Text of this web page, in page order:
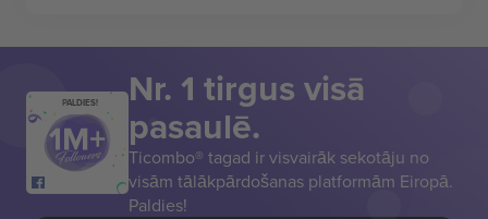
PALDIES! Nr. 1 tirgus visā
pasaulē.
Ticombo® tagad ir visvairāk sekotāju no
visām tālākpārdošanas platformām Eiropā.
Paldies!